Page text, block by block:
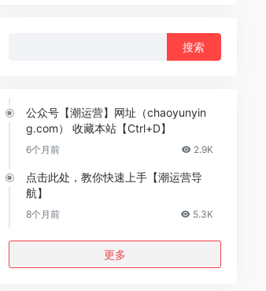
公众号【潮运营】网址（chaoyunyin
g.com） 收藏本站【Ctrl+D】
6个月前 2.9K
点击此处，教你快速上手【潮运营导
航】
8个月前 5.3K
更多